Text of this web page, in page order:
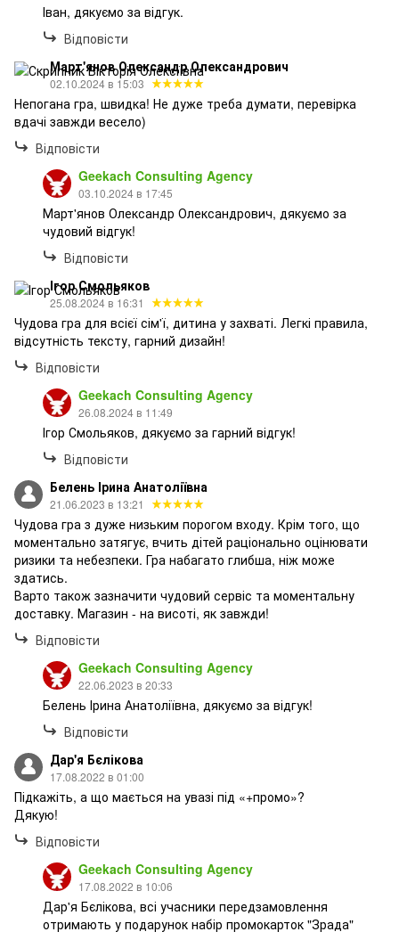
Іван, дякуємо за відгук.
Відповісти
Март'янов Олександр Олександрович
02.10.2024 в 15:03
Непогана гра, швидка! Не дуже треба думати, перевірка
вдачі завжди весело)
Відповісти
Geekach Consulting Agency
03.10.2024 в 17:45
Март'янов Олександр Олександрович, дякуємо за
чудовий відгук!
Відповісти
Ігор Смольяков
25.08.2024 в 16:31
Чудова гра для всієї сім'ї, дитина у захваті. Легкі правила,
відсутність тексту, гарний дизайн!
Відповісти
Geekach Consulting Agency
26.08.2024 в 11:49
Ігор Смольяков, дякуємо за гарний відгук!
Відповісти
Белень Ірина Анатоліївна
21.06.2023 в 13:21
Чудова гра з дуже низьким порогом входу. Крім того, що
моментально затягує, вчить дітей раціонально оцінювати
ризики та небезпеки. Гра набагато глибша, ніж може
здатись.
Варто також зазначити чудовий сервіс та моментальну
доставку. Магазин - на висоті, як завжди!
Відповісти
Geekach Consulting Agency
22.06.2023 в 20:33
Белень Ірина Анатоліївна, дякуємо за відгук!
Відповісти
Дар'я Бєлікова
17.08.2022 в 01:00
Підкажіть, а що мається на увазі під «+промо»?
Дякую!
Відповісти
Geekach Consulting Agency
17.08.2022 в 10:06
Дар'я Бєлікова, всі учасники передзамовлення
отримають у подарунок набір промокарток "Зрада"